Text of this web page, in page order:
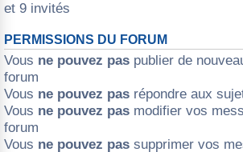
et 9 invités
PERMISSIONS DU FORUM
Vous ne pouvez pas publier de
forum
Vous ne pouvez pas répondre aux
Vous ne pouvez pas modifier vos
forum
Vous ne pouvez pas supprimer vos